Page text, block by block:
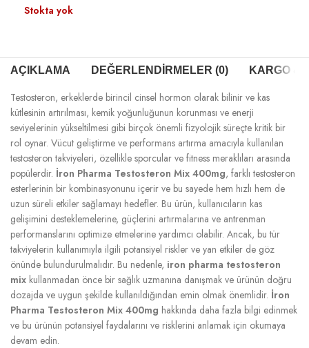
Stokta yok
AÇIKLAMA DEĞERLENDIRMELER (0) KARGO &
Testosteron, erkeklerde birincil cinsel hormon olarak bilinir ve kas
kütlesinin artırılması, kemik yoğunluğunun korunması ve enerji
seviyelerinin yükseltilmesi gibi birçok önemli fizyolojik süreçte kritik bir
rol oynar. Vücut geliştirme ve performans artırma amacıyla kullanılan
testosteron takviyeleri, özellikle sporcular ve fitness meraklıları arasında
popülerdir. İron Pharma Testosteron Mix 400mg, farklı testosteron
esterlerinin bir kombinasyonunu içerir ve bu sayede hem hızlı hem de
uzun süreli etkiler sağlamayı hedefler. Bu ürün, kullanıcıların kas
gelişimini desteklemelerine, güçlerini artırmalarına ve antrenman
performanslarını optimize etmelerine yardımcı olabilir. Ancak, bu tür
takviyelerin kullanımıyla ilgili potansiyel riskler ve yan etkiler de göz
önünde bulundurulmalıdır. Bu nedenle, iron pharma testosteron
mix kullanmadan önce bir sağlık uzmanına danışmak ve ürünün doğru
dozajda ve uygun şekilde kullanıldığından emin olmak önemlidir. İron
Pharma Testosteron Mix 400mg hakkında daha fazla bilgi edinmek
ve bu ürünün potansiyel faydalarını ve risklerini anlamak için okumaya
devam edin.